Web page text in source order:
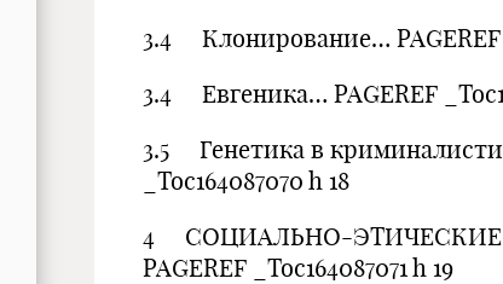
3.4 Клонирование… PAGEREF
3.4 Евгеника… PAGEREF
3.5 Генетика в
_Toc164087070 h 18
4 СОЦИАЛЬНО-
PAGEREF _Toc164087071 h 19